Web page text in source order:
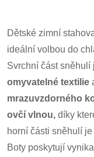
Dětské zimní
ideální volbou do
Svrchní část sněhulí
omyvatelné textilie
mrazuvzdorného
ovčí vlnou, díky
horní části sněhulí
Boty poskytují